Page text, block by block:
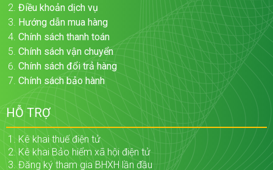
Điều khoản dịch vụ
Hướng dẫn mua hàng
Chính sách thanh toán
Chính sách vận chuyển
Chính sách đổi trả hàng
Chính sách bảo hành
HỖ TRỢ
Kê khai thuế điện tử
Kê khai Bảo hiểm xã hội điện tử
Đăng ký tham gia BHXH lần đầu